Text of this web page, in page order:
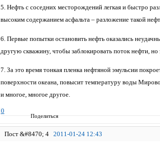
Поделиться
5. Нефть с соседних месторождений легкая и быстро
высоким содержанием асфальта – разложение такой
6. Первые попытки остановить нефть оказались
другую скважину, чтобы заблокировать поток нефти, но
7. За это время тонкая пленка нефтяной эмульсии
поверхности океана, повысит температуру воды
и многое, многое другое.
0
4 2011-01-24 12:43